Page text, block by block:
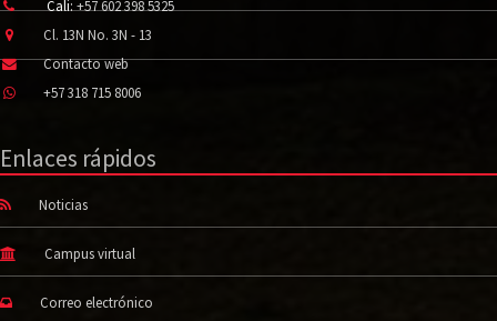
Cali: +57 602 398 5325
Cl. 13N No. 3N - 13
Contacto web
+57 318 715 8006
Enlaces rápidos
Noticias
Campus virtual
Correo electrónico